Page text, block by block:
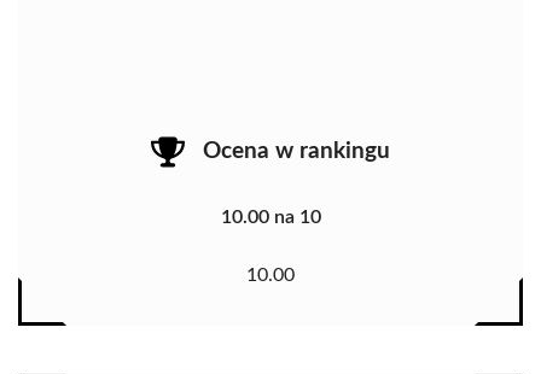
Ocena w rankingu
10.00 na 10
10.00